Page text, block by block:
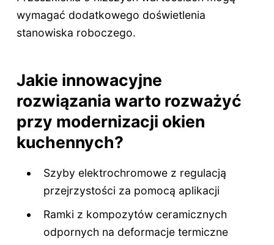
wymagać dodatkowego doświetlenia
stanowiska roboczego.
Jakie innowacyjne
rozwiązania warto rozważyć
przy modernizacji okien
kuchennych?
Szyby elektrochromowe z regulacją
przejrzystości za pomocą aplikacji
Ramki z kompozytów ceramicznych
odpornych na deformacje termiczne